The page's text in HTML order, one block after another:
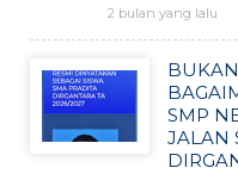
2 bulan yang lalu
SMP
JALAN